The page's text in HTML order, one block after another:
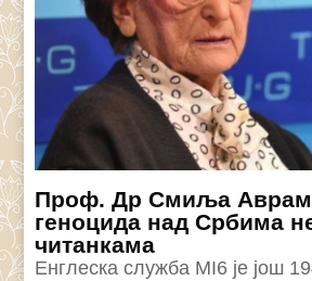
Проф. Др Смиља
геноцида над Србима
читанкама
Енглеска служба МI6 је још